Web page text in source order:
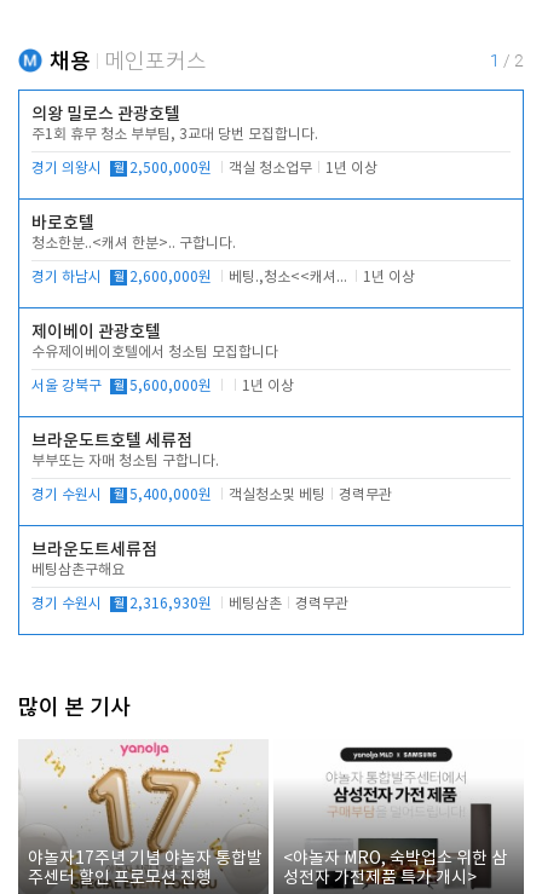
채용 메인포커스 1 / 2
의왕 밀로스 관광호텔
주1회 휴무 청소 부부팀, 3교대 당번 모집합니다.
경기 의왕시 월 2,500,000원 객실 청소업무 1년 이상
바로호텔
청소한분..<캐셔 한분>.. 구합니다.
경기 하남시 월 2,600,000원 베팅.,청소<<캐셔 모셔봅니다. 1년 이상
제이베이 관광호텔
수유제이베이호텔에서 청소팀 모집합니다
서울 강북구 월 5,600,000원 1년 이상
브라운도트호텔 세류점
부부또는 자매 청소팀 구합니다.
경기 수원시 월 5,400,000원 객실청소및 베팅 경력무관
브라운도트세류점
베팅삼촌구해요
경기 수원시 월 2,316,930원 베팅삼촌 경력무관
많이 본 기사
야놀자17주년 기념 야놀자 통합발
주센터 할인 프로모션 진행
<야놀자 MRO, 숙박업소 위한 삼
성전자 가전제품 특가 개시>